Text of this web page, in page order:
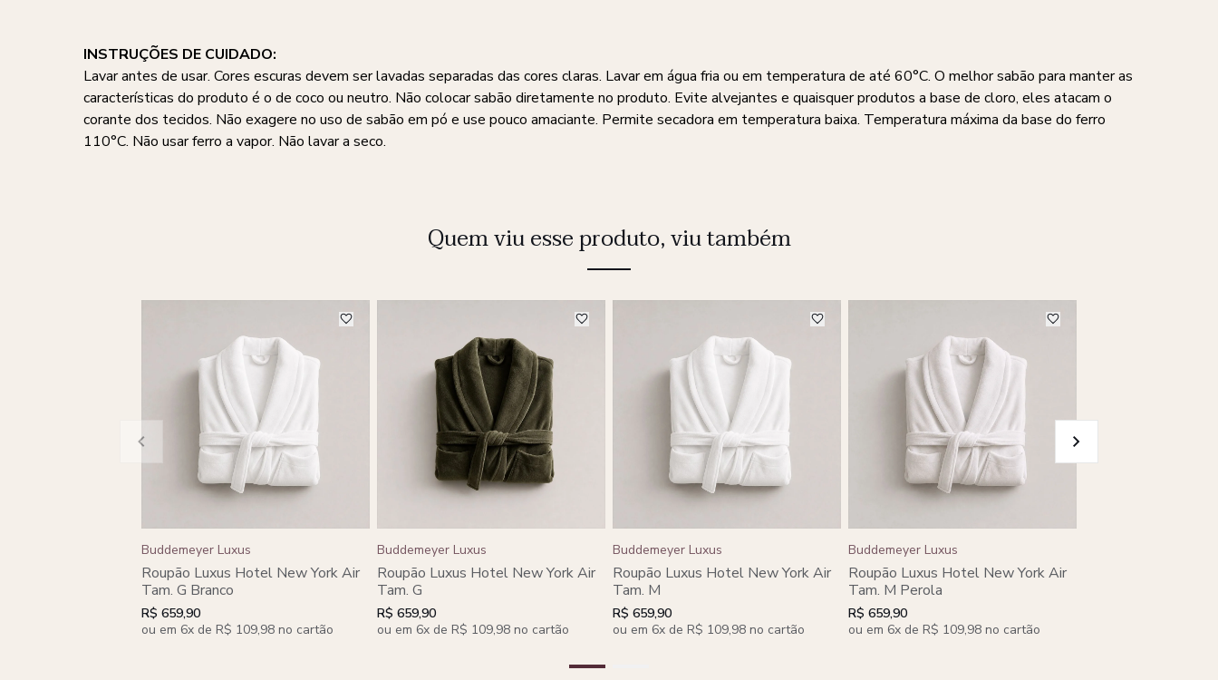
INSTRUÇÕES DE CUIDADO:
Lavar antes de usar. Cores escuras devem ser lavadas separadas das cores claras. Lavar em água fria ou em temperatura de até 60°C. O melhor sabão para manter as
características do produto é o de coco ou neutro. Não colocar sabão diretamente no produto. Evite alvejantes e quaisquer produtos a base de cloro, eles atacam o
corante dos tecidos. Não exagere no uso de sabão em pó e use pouco amaciante. Permite secadora em temperatura baixa. Temperatura máxima da base do ferro
110°C. Não usar ferro a vapor. Não lavar a seco.
Quem viu esse produto, viu também
Buddemeyer Luxus
Roupão Luxus Hotel New York Air
Tam. G Branco
R$ 659,90
ou em 6x de R$ 109,98 no cartão
Buddemeyer Luxus
Roupão Luxus Hotel New York Air
Tam. G
R$ 659,90
ou em 6x de R$ 109,98 no cartão
Buddemeyer Luxus
Roupão Luxus Hotel New York Air
Tam. M
R$ 659,90
ou em 6x de R$ 109,98 no cartão
Buddemeyer Luxus
Roupão Luxus Hotel New York Air
Tam. M Perola
R$ 659,90
ou em 6x de R$ 109,98 no cartão